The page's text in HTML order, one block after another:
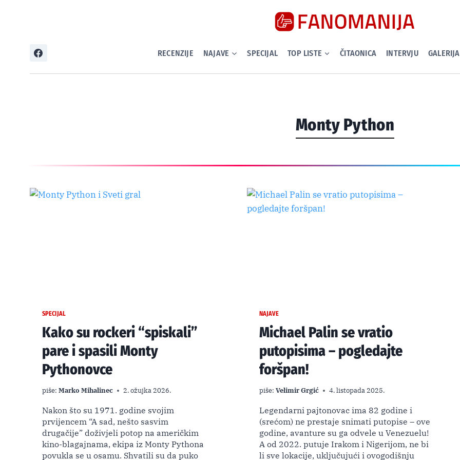
RECENZIJE NAJAVE SPECIJAL TOP LISTE ČITAONICA INTERVJU GALERIJA
Monty Python
SPECIJAL
Kako su rockeri “spiskali”
pare i spasili Monty
Pythonovce
piše: Marko Mihalinec 2. ožujka 2026.
Nakon što su 1971. godine svojim
prvijencem “A sad, nešto sasvim
drugačije” doživjeli potop na američkim
kino-blagajnama, ekipa iz Monty Pythona
povukla se u osamu. Shvatili su da puko
NAJAVE
Michael Palin se vratio
putopisima – pogledajte
foršpan!
piše: Velimir Grgić 4. listopada 2025.
Legendarni pajtonovac ima 82 godine i
(srećom) ne prestaje snimati putopise – ove
godine, avanture su ga odvele u Venezuelu!
A od 2022. putuje Irakom i Nigerijom, ne bi
li sve lokacije, uključujući i ovogodišnju